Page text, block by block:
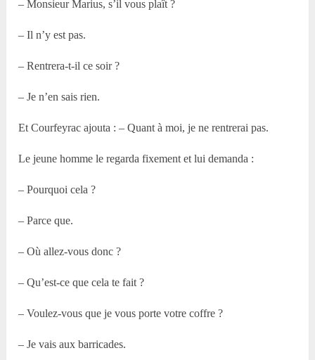
– Monsieur Marius, s’il vous plaît ?
– Il n’y est pas.
– Rentrera-t-il ce soir ?
– Je n’en sais rien.
Et Courfeyrac ajouta : – Quant à moi, je ne rentrerai pas.
Le jeune homme le regarda fixement et lui demanda :
– Pourquoi cela ?
– Parce que.
– Où allez-vous donc ?
– Qu’est-ce que cela te fait ?
– Voulez-vous que je vous porte votre coffre ?
– Je vais aux barricades.